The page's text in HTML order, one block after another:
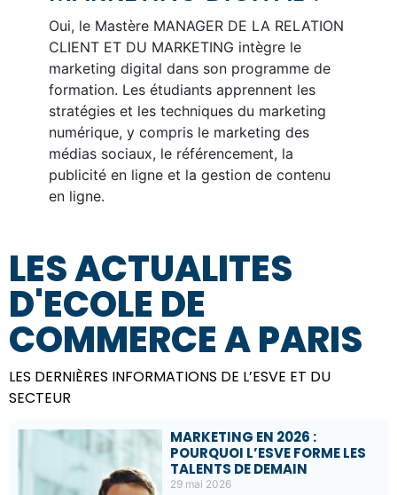
Oui, le Mastère MANAGER DE LA RELATION
CLIENT ET DU MARKETING intègre le
marketing digital dans son programme de
formation. Les étudiants apprennent les
stratégies et les techniques du marketing
numérique, y compris le marketing des
médias sociaux, le référencement, la
publicité en ligne et la gestion de contenu
en ligne.
LES ACTUALITES
D'ECOLE DE
COMMERCE A PARIS​
LES DERNIÈRES INFORMATIONS DE L’ESVE ET DU
SECTEUR
MARKETING EN 2026 :
POURQUOI L’ESVE FORME LES
TALENTS DE DEMAIN
29 mai 2026